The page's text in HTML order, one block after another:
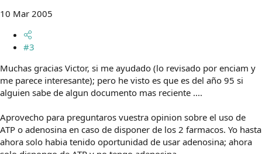
10 Mar 2005
#3
Muchas gracias Victor, si me ayudado (lo revisado por enciam y
me parece interesante); pero he visto es que es del año 95 si
alguien sabe de algun documento mas reciente ....
Aprovecho para preguntaros vuestra opinion sobre el uso de
ATP o adenosina en caso de disponer de los 2 farmacos. Yo hasta
ahora solo habia tenido oportunidad de usar adenosina; ahora